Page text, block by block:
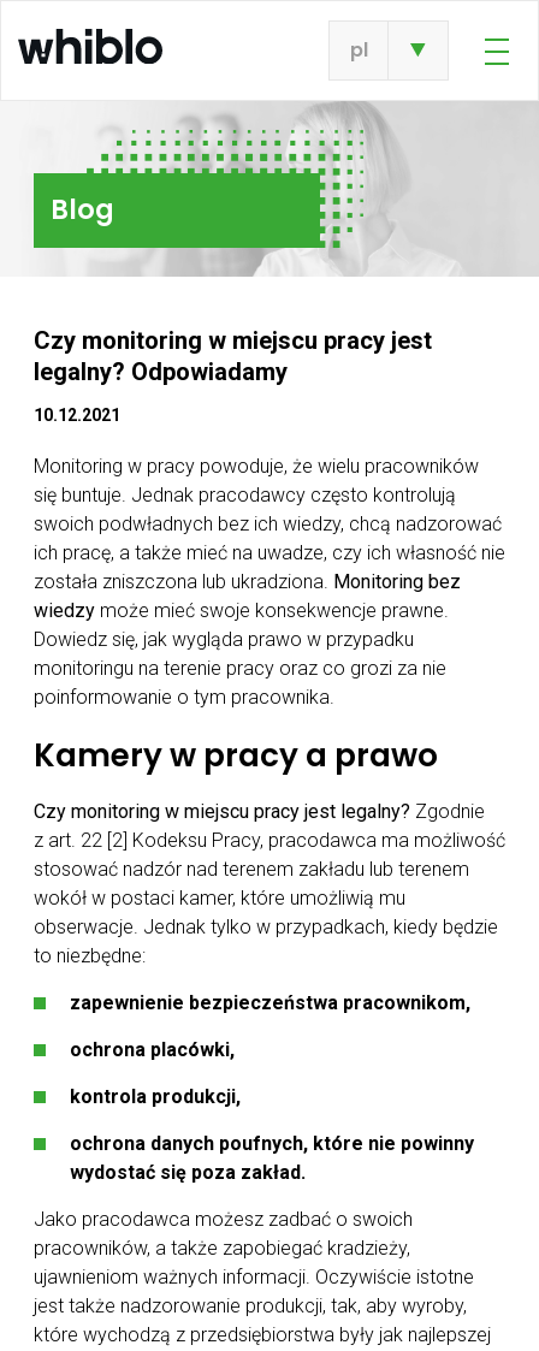
pl
Blog
Czy monitoring w miejscu pracy jest
legalny? Odpowiadamy
10.12.2021
Monitoring w pracy powoduje, że wielu pracowników
się buntuje. Jednak pracodawcy często kontrolują
swoich podwładnych bez ich wiedzy, chcą nadzorować
ich pracę, a także mieć na uwadze, czy ich własność nie
została zniszczona lub ukradziona. Monitoring bez
wiedzy może mieć swoje konsekwencje prawne.
Dowiedz się, jak wygląda prawo w przypadku
monitoringu na terenie pracy oraz co grozi za nie
poinformowanie o tym pracownika.
Kamery w pracy a prawo
Czy monitoring w miejscu pracy jest legalny? Zgodnie
z art. 22 [2] Kodeksu Pracy, pracodawca ma możliwość
stosować nadzór nad terenem zakładu lub terenem
wokół w postaci kamer, które umożliwią mu
obserwacje. Jednak tylko w przypadkach, kiedy będzie
to niezbędne:
zapewnienie bezpieczeństwa pracownikom,
ochrona placówki,
kontrola produkcji,
ochrona danych poufnych, które nie powinny
wydostać się poza zakład.
Jako pracodawca możesz zadbać o swoich
pracowników, a także zapobiegać kradzieży,
ujawnieniom ważnych informacji. Oczywiście istotne
jest także nadzorowanie produkcji, tak, aby wyroby,
które wychodzą z przedsiębiorstwa były jak najlepszej